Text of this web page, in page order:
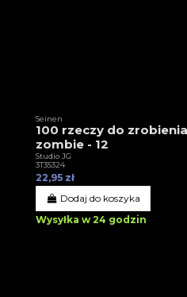
Seinen
100 rzeczy do
zombie - 12
Studio JG
3T35324
22,95 zł
Dodaj do koszyka
Wysyłka w 24 godzin